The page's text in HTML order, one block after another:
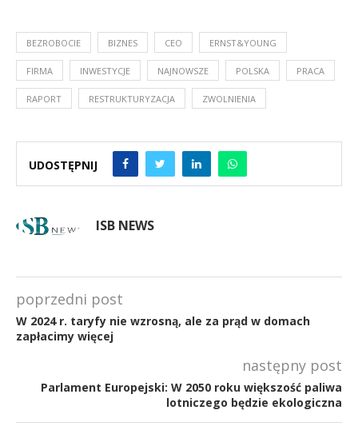
BEZROBOCIE BIZNES CEO ERNST&YOUNG
FIRMA INWESTYCJE NAJNOWSZE POLSKA PRACA
RAPORT RESTRUKTURYZACJA ZWOLNIENIA
UDOSTĘPNIJ
ISB NEWS
poprzedni post
W 2024 r. taryfy nie wzrosną, ale za prąd w domach
zapłacimy więcej
następny post
Parlament Europejski: W 2050 roku większość paliwa
lotniczego będzie ekologiczna